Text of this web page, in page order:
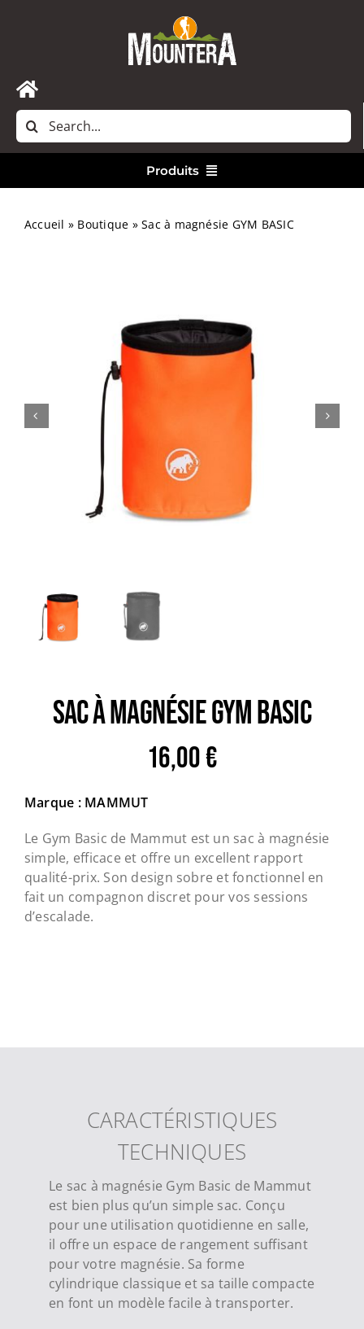
Toggle
Navigation
Accueil
Rechercher:
Produits
Bivouac
Bons Plans
Accueil » Boutique »Sac à magnésie GYM BASIC
Sac à magnésie GYM BASIC
16,00€
Marque : MAMMUT
Le Gym Basic de Mammut est un sac à magnésie
simple, efficace et offre un excellent rapport
qualité-prix. Son design sobre et fonctionnel en
fait un compagnon discret pour vos sessions
d’escalade.
CARACTÉRISTIQUES
TECHNIQUES
Le sac à magnésie Gym Basic de Mammut
est bien plus qu’un simple sac. Conçu
pour une utilisation quotidienne en salle,
il offre un espace de rangement suffisant
pour votre magnésie. Sa forme
cylindrique classique et sa taille compacte
en font un modèle facile à transporter.